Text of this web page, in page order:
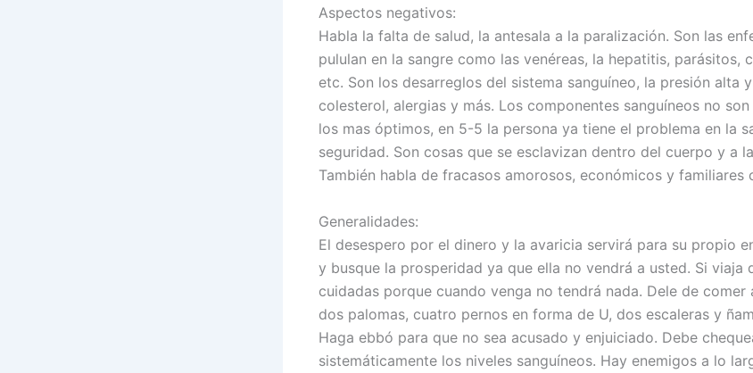
Aspectos negativos:
Habla la falta de salud, la antesala a la paralización. Son las
pululan en la sangre como las venéreas, la hepatitis, parásitos,
etc. Son los desarreglos del sistema sanguíneo, la presión alta
colesterol, alergias y más. Los componentes sanguíneos no
los mas óptimos, en 5-5 la persona ya tiene el problema en la
seguridad. Son cosas que se esclavizan dentro del cuerpo y a
También habla de fracasos amorosos, económicos y familiares
Generalidades:
El desespero por el dinero y la avaricia servirá para su propio
y busque la prosperidad ya que ella no vendrá a usted. Si viaja
cuidadas porque cuando venga no tendrá nada. Dele de comer
dos palomas, cuatro pernos en forma de U, dos escaleras y
Haga ebbó para que no sea acusado y enjuiciado. Debe
sistemáticamente los niveles sanguíneos. Hay enemigos a lo